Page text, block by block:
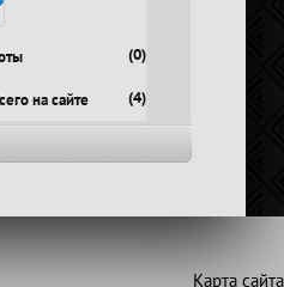
(0)
на сайте (4)
Карта сайта